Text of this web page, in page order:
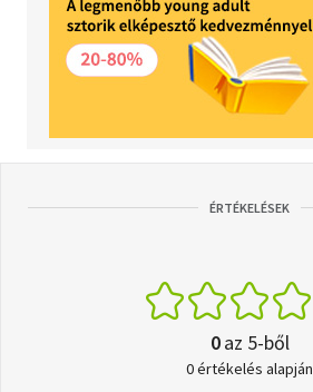
ÉRTÉKELÉSEK
0az 5-ből
0 értékelés alapján